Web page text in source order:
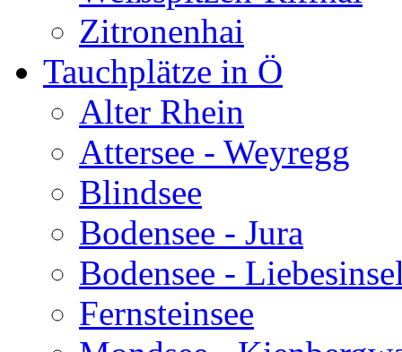
Zitronenhai
Tauchplätze in Ö
Alter Rhein
Attersee - Weyregg
Blindsee
Bodensee - Jura
Bodensee -
Fernsteinsee